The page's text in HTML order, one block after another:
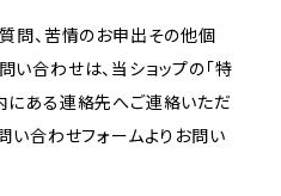
問、苦情のお申出その他個
合わせは、当ショップの「特
にある連絡先へご連絡いただ
い合わせフォームよりお問い